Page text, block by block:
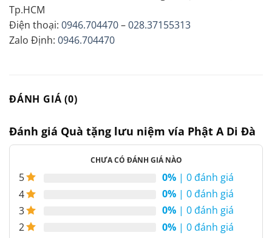
Tp.HCM
Điện thoại: 0946.704470–028.37155313
Zalo Định: 0946.704470
ĐÁNH GIÁ (0)
Đánh giá Quà tặng lưu niệm vía Phật A Di Đà
CHƯA CÓ ĐÁNH GIÁ NÀO
5 0% | 0 đánh giá
4
0% | 0 đánh giá
3
0% | 0 đánh giá
2
0% | 0 đánh giá